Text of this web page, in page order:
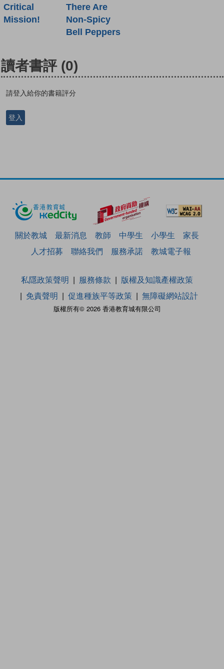
Critical
Mission!
There Are
Non-Spicy
Bell Peppers
讀者書評 (0)
請登入給你的書籍評分
登入
關於教城 最新消息 教師 中學生 小學生
家長
人才招募
聯絡我們 服務承諾 教城電子報
版權所有© 2026 香港教育城有限公司
私隱政策聲明 服務條款
版權及知識產權政策
免責聲明
促進種族平等政策 無障礙網站設計